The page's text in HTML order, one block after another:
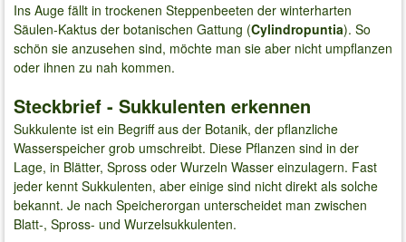
Ins Auge fällt in trockenen Steppenbeeten der winterharten
Säulen-Kaktus der botanischen Gattung (Cylindropuntia). So
schön sie anzusehen sind, möchte man sie aber nicht umpflanzen
oder ihnen zu nah kommen.
Steckbrief - Sukkulenten erkennen
Sukkulente ist ein Begriff aus der Botanik, der pflanzliche
Wasserspeicher grob umschreibt. Diese Pflanzen sind in der
Lage, in Blätter, Spross oder Wurzeln Wasser einzulagern. Fast
jeder kennt Sukkulenten, aber einige sind nicht direkt als solche
bekannt. Je nach Speicherorgan unterscheidet man zwischen
Blatt-, Spross- und Wurzelsukkulenten.